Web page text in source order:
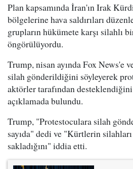
Plan kapsamında İran'ın Irak
bölgelerine hava saldırıları
grupların hükümete karşı silahlı
öngörülüyordu.
Trump, nisan ayında Fox News'e
silah gönderildiğini söyleyerek
aktörler tarafından
açıklamada bulundu.
Trump, "Protestoculara silah
sayıda" dedi ve "Kürtlerin
sakladığını" iddia etti.